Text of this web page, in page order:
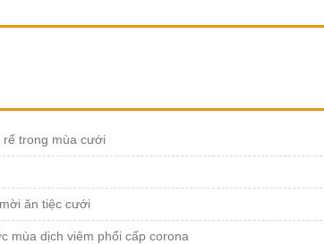
trong mùa cưới
ăn tiệc cưới
mùa dịch viêm phổi cấp corona